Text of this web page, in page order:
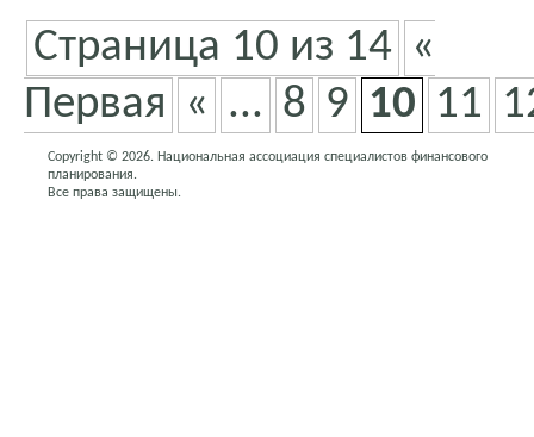
Страница 10 из 14 «
Первая « ... 8 9 10 11
Copyright © 2026. Национальная ассоциация специалистов финансового
планирования.
Все права защищены.